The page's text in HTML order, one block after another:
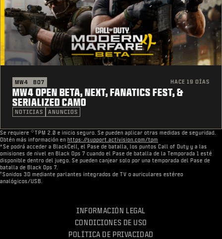
MW4 BO7 HACE 19 DÍAS
MW4 OPEN BETA, NEXT, FANATICS FEST, &
SERIALIZED CAMO
NOTICIAS ANUNCIOS
​Se requiere ◇ TPM 2.0 e inicio seguro. Se pueden aplicar otras medidas de seguridad.
Obtén más información en https://support.activision.com/tpm
*Se podrá acceder a BlackCell, el Pase de batalla, los puntos Call of Duty y a las
omisiones de nivel en Black Ops 7 cuando el Pase de batalla de la Temporada 1 esté
disponible dentro del juego. Se pueden canjear solo por una temporada del Pase de
batalla de Black Ops 7.
†Sonidos 3D mediante parlantes integrados de TV o auriculares estéreo
analógicos/USB.
INFORMACIÓN LEGAL
CONDICIONES DE USO
POLÍTICA DE PRIVACIDAD